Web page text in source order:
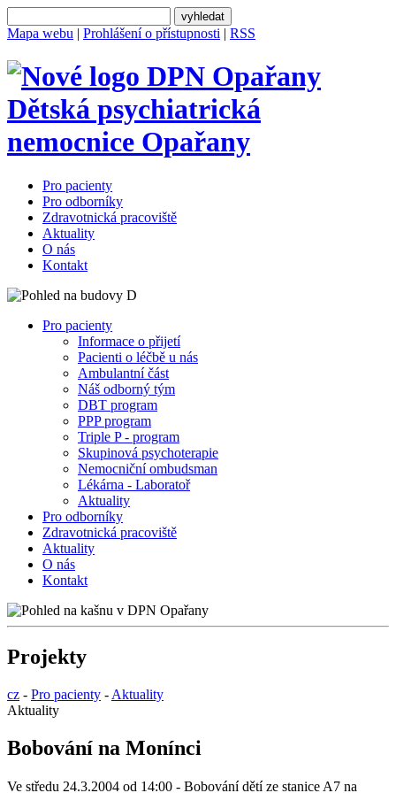
Mapa webu | Prohlášení o přístupnosti | RSS
Dětská psychiatrická
nemocnice Opařany
Pro pacienty
Pro odborníky
Zdravotnická pracoviště
Aktuality
O nás
Kontakt
Pro pacienty
Informace o přijetí
Pacienti o léčbě u nás
Ambulantní část
Náš odborný tým
DBT program
PPP program
Triple P - program
Skupinová psychoterapie
Nemocniční ombudsman
Lékárna - Laboratoř
Aktuality
Pro odborníky
Zdravotnická pracoviště
Aktuality
O nás
Kontakt
Projekty
cz - Pro pacienty - Aktuality
Aktuality
Bobování na Monínci
Ve středu 24.3.2004 od 14:00 - Bobování dětí ze stanice A7 na